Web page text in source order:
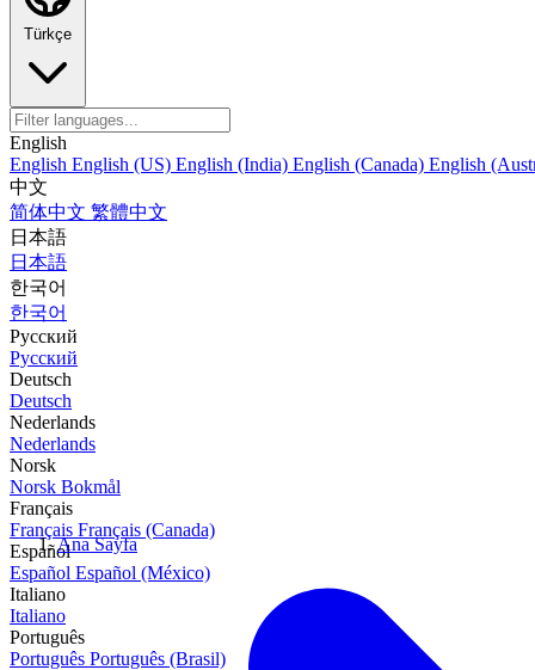
Türkçe
English
English English (US) English (India) English (Canada) English
中文
简体中文 繁體中文
日本語
日本語
한국어
한국어
Русский
Русский
Deutsch
Deutsch
Nederlands
Nederlands
Norsk
Norsk Bokmål
Français
Français Français (Canada)
Español
Español Español (México)
Italiano
Italiano
Português
Português Português (Brasil)
Ana Sayfa